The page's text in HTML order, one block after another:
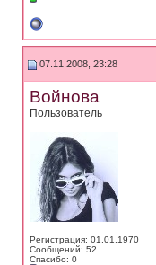
07.11.2008, 23:28
Войнова
Пользователь
Регистрация: 01.01.1970
Сообщений: 52
Спасибо: 0